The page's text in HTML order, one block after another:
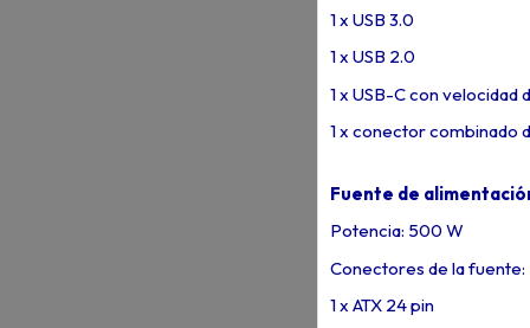
1 x USB 3.0
1 x USB 2.0
1 x USB-C con velocidad
1 x conector combinado
Fuente de
Potencia: 500 W
Conectores de la fuente:
1 x ATX 24 pin